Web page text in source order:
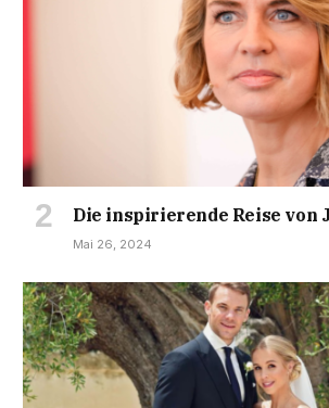
Die inspirierende Reise von
Mai 26, 2024